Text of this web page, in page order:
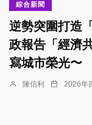
綜合新聞
逆勢突圍打造
政報告「經濟
寫城市榮光〜
陳信利 2026年